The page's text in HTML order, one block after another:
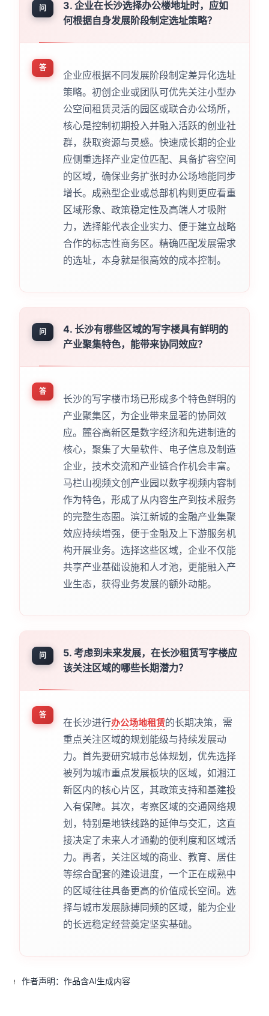
问
3. 企业在长沙选择办公楼地址时，应如
何根据自身发展阶段制定选址策略？
答
企业应根据不同发展阶段制定差异化选址
策略。初创企业或团队可优先关注小型办
公空间租赁灵活的园区或联合办公场所，
核心是控制初期投入并融入活跃的创业社
群，获取资源与灵感。快速成长期的企业
应侧重选择产业定位匹配、具备扩容空间
的区域，确保业务扩张时办公场地能同步
增长。成熟型企业或总部机构则更应看重
区域形象、政策稳定性及高端人才吸附
力，选择能代表企业实力、便于建立战略
合作的标志性商务区。精确匹配发展需求
的选址，本身就是很高效的成本控制。
问
4. 长沙有哪些区域的写字楼具有鲜明的
产业聚集特色，能带来协同效应？
答
长沙的写字楼市场已形成多个特色鲜明的
产业聚集区，为企业带来显著的协同效
应。麓谷高新区是数字经济和先进制造的
核心，聚集了大量软件、电子信息及制造
企业，技术交流和产业链合作机会丰富。
马栏山视频文创产业园以数字视频内容制
作为特色，形成了从内容生产到技术服务
的完整生态圈。滨江新城的金融产业集聚
效应持续增强，便于金融及上下游服务机
构开展业务。选择这些区域，企业不仅能
共享产业基础设施和人才池，更能融入产
业生态，获得业务发展的额外动能。
问
5. 考虑到未来发展，在长沙租赁写字楼应
该关注区域的哪些长期潜力？
答
在长沙进行办公场地租赁的长期决策，需
重点关注区域的规划能级与持续发展动
力。首先要研究城市总体规划，优先选择
被列为城市重点发展板块的区域，如湘江
新区内的核心片区，其政策支持和基建投
入有保障。其次，考察区域的交通网络规
划，特别是地铁线路的延伸与交汇，这直
接决定了未来人才通勤的便利度和区域活
力。再者，关注区域的商业、教育、居住
等综合配套的建设进度，一个正在成熟中
的区域往往具备更高的价值成长空间。选
择与城市发展脉搏同频的区域，能为企业
的长远稳定经营奠定坚实基础。
作者声明：作品含AI生成内容